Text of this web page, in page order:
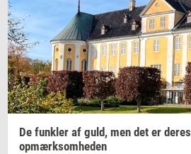
De funk­ler af guld, men det er deres
op­mærk­som­he­den